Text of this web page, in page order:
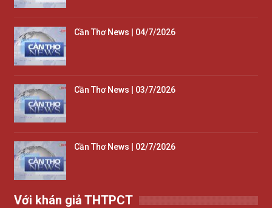
Cần Thơ News | 04/7/2026
Cần Thơ News | 03/7/2026
Cần Thơ News | 02/7/2026
Với khán giả THTPCT